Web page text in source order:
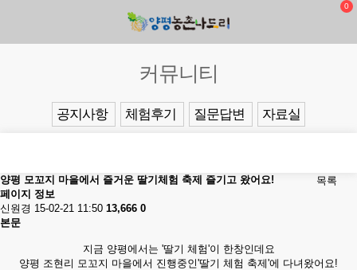
0
커뮤니티
공지사항 체험후기 질문답변 자료실
목록
양평 모꼬지 마을에서 즐거운 딸기체험 축제 즐기고 왔어요!
페이지 정보
신원경 15-02-21 11:50 13,666 0
본문
지금 양평에서는 '딸기 체험'이 한창인데요
양평 조현리 모꼬지 마을에서 진행중인'딸기 체험 축제'에 다녀왔어요!